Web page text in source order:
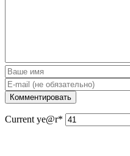
Current ye@r*